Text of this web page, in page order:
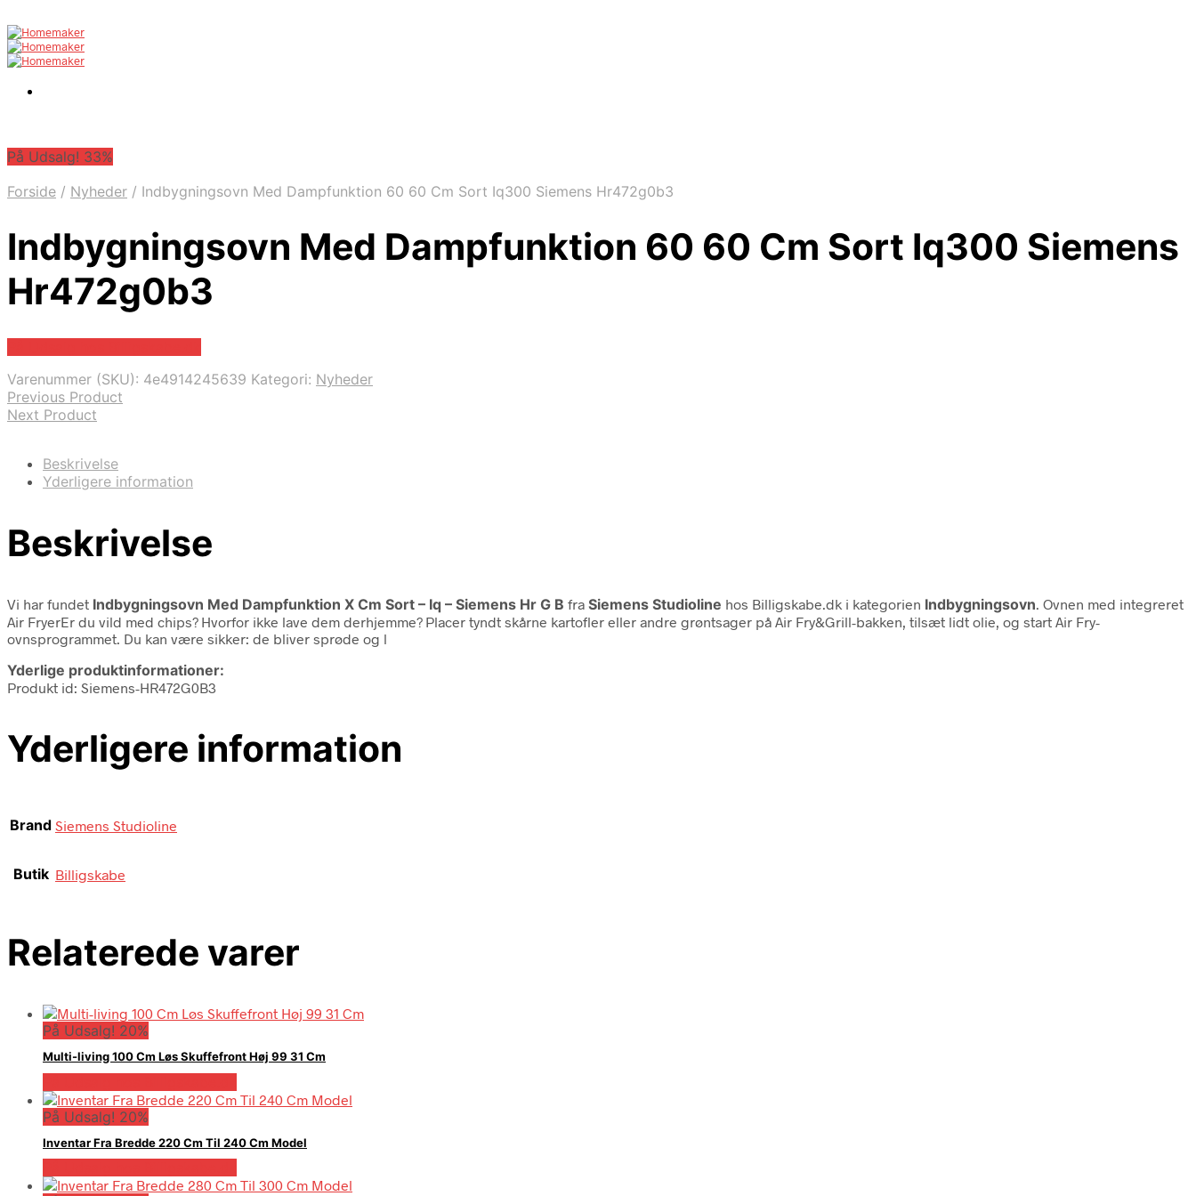
På Udsalg! 33%
Forside / Nyheder / Indbygningsovn Med Dampfunktion 60 60 Cm Sort Iq300 Siemens Hr472g0b3
Indbygningsovn Med Dampfunktion 60 60 Cm Sort Iq300 Siemens
Hr472g0b3
Varenummer (SKU): 4e4914245639 Kategori: Nyheder
Previous Product
Next Product
Beskrivelse
Yderligere information
Beskrivelse
Vi har fundet Indbygningsovn Med Dampfunktion X Cm Sort – Iq – Siemens Hr G B fra Siemens Studioline hos Billigskabe.dk i kategorien Indbygningsovn . Ovnen med integreret
Air FryerEr du vild med chips? Hvorfor ikke lave dem derhjemme? Placer tyndt skårne kartofler eller andre grøntsager på Air Fry&Grill-bakken, tilsæt lidt olie, og start Air Fry-
ovnsprogrammet. Du kan være sikker: de bliver sprøde og l
Yderlige produktinformationer:
Produkt id: Siemens-HR472G0B3
Yderligere information
Brand Siemens Studioline
Butik Billigskabe
Relaterede varer
På Udsalg! 20%
Multi-living 100 Cm Løs Skuffefront Høj 99 31 Cm
På Udsalg! 20%
Inventar Fra Bredde 220 Cm Til 240 Cm Model